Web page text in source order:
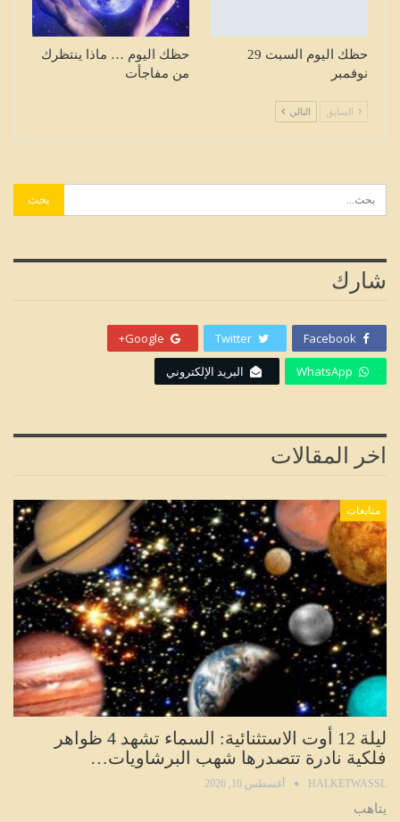
حظك اليوم السبت 29
نوفمبر
حظك اليوم … ماذا ينتظرك
من مفاجأت
السابق التالي
شارك
Facebook
Twitter
Google+
WhatsApp البريد الإلكتروني
اخر المقالات
متابعات
ليلة 12 أوت الاستثنائية: السماء تشهد 4 ظواهر
فلكية نادرة تتصدرها شهب البرشاويات…
HALKETWASSL أغسطس 10, 2026
يتاهب